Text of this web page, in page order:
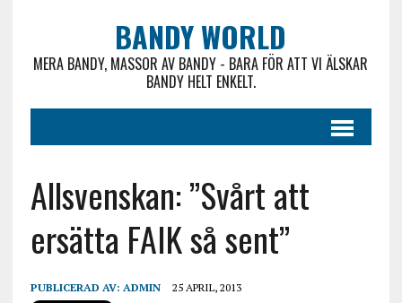
BANDY WORLD
MERA BANDY, MASSOR AV BANDY - BARA FÖR ATT VI ÄLSKAR
BANDY HELT ENKELT.
Allsvenskan: ”Svårt att
ersätta FAIK så sent”
PUBLICERAD AV: ADMIN 25 APRIL, 2013